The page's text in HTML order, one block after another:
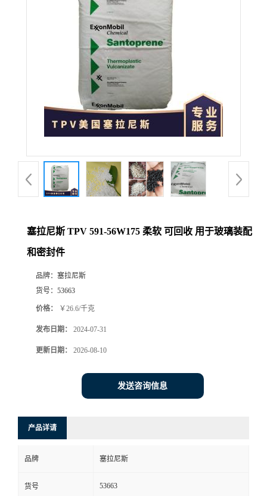
塞拉尼斯 TPV 591-56W175 柔软 可回收 用于玻璃装配
和密封件
品牌： 塞拉尼斯
货号： 53663
价格： ￥26.6/千克
发布日期： 2024-07-31
更新日期： 2026-08-10
发送咨询信息
产品详请
品牌 塞拉尼斯
货号 53663